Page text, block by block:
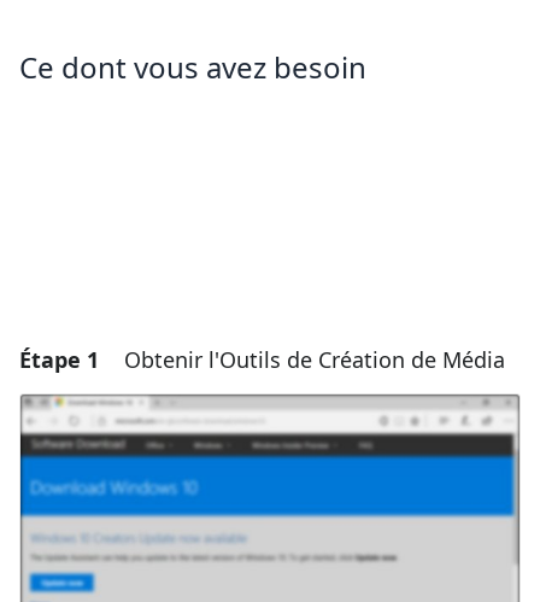
Ce dont vous avez besoin
Étape 1 Obtenir l'Outils de Création de Média